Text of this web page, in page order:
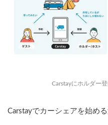
Carstayにホルダー
Carstayでカーシェアを始め